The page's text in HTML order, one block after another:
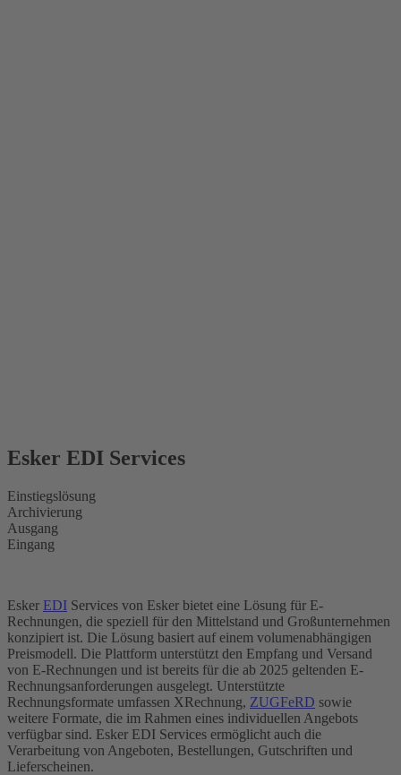
Esker EDI Services
Einstiegslösung
Archivierung
Ausgang
Eingang
Esker EDI Services von Esker bietet eine Lösung für E-
Rechnungen, die speziell für den Mittelstand und Großunternehmen
konzipiert ist. Die Lösung basiert auf einem volumenabhängigen
Preismodell. Die Plattform unterstützt den Empfang und Versand
von E-Rechnungen und ist bereits für die ab 2025 geltenden E-
Rechnungsanforderungen ausgelegt. Unterstützte
Rechnungsformate umfassen XRechnung, ZUGFeRD sowie
weitere Formate, die im Rahmen eines individuellen Angebots
verfügbar sind. Esker EDI Services ermöglicht auch die
Verarbeitung von Angeboten, Bestellungen, Gutschriften und
Lieferscheinen.